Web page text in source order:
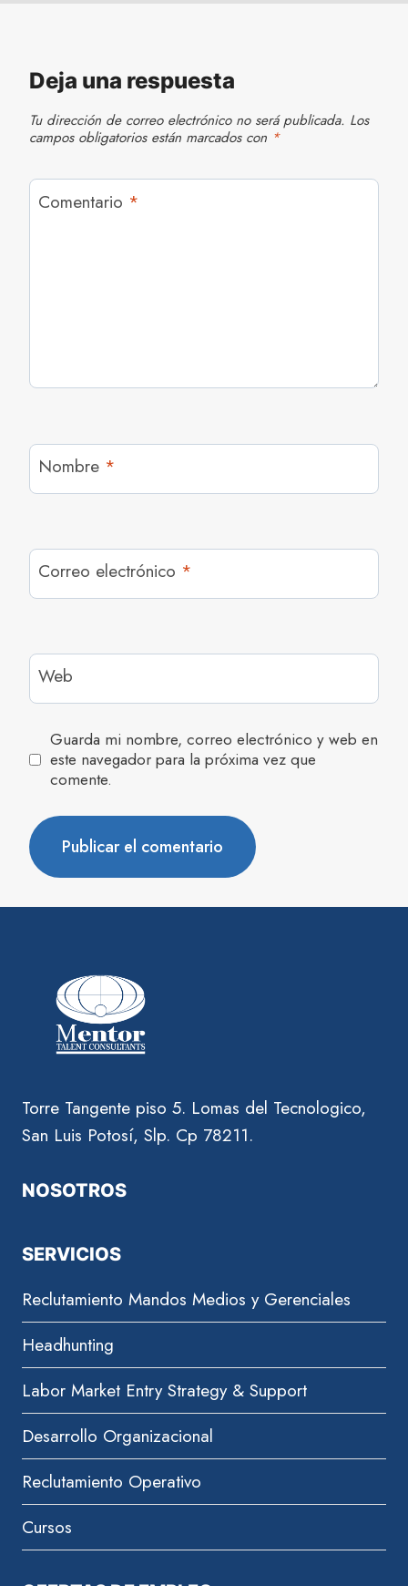
Deja una respuesta
Tu dirección de correo electrónico no será publicada. Los
campos obligatorios están marcados con *
Comentario *
Nombre *
Correo electrónico *
Web
Guarda mi nombre, correo electrónico y web en
este navegador para la próxima vez que
comente.
Torre Tangente piso 5. Lomas del Tecnologico,
San Luis Potosí, Slp. Cp 78211.
NOSOTROS
SERVICIOS
Reclutamiento Mandos Medios y Gerenciales
Headhunting
Labor Market Entry Strategy & Support
Desarrollo Organizacional
Reclutamiento Operativo
Cursos